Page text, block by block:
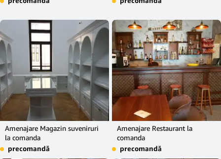
Amenajare Magazin suveniruri
la comanda
precomandă
Amenajare Restaurant la
comanda
precomandă